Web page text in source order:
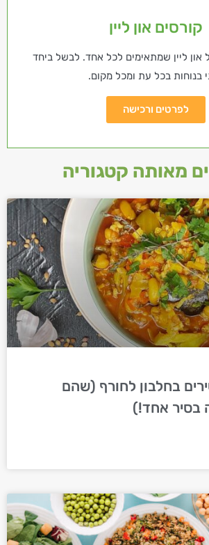
קורסים און ליין
און ליין שמתאימים לכל אחד. לבשל ביחד
בנוחות בכל עת ומכל מקום.
לפרטים ורכישה
מאותה קטגוריה
בחלבון לחורף (שהם
בסיר אחד!)